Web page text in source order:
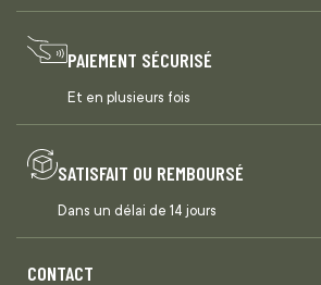
PAIEMENT SÉCURISÉ
Et en plusieurs fois
SATISFAIT OU REMBOURSÉ
Dans un délai de 14 jours
CONTACT